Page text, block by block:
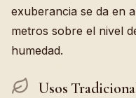
exuberancia se da en
metros sobre el nivel
humedad.
Usos